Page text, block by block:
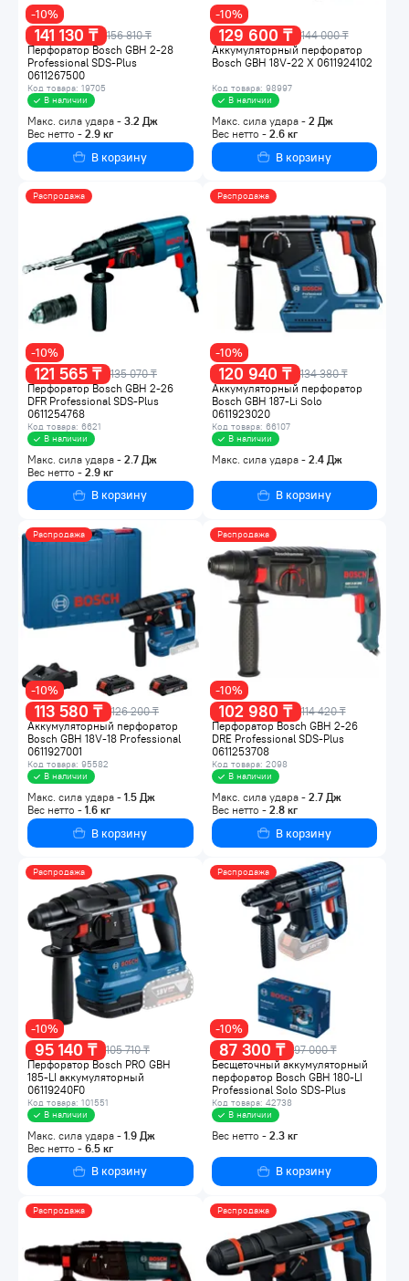
141 130 ₸ 156 810 ₸
-10%
Перфоратор Bosch GBH 2-28
Professional SDS-Plus
0611267500
Код товара: 19705
В наличии
Макс. сила удара - 3.2 Дж
Вес нетто - 2.9 кг
В корзину
129 600 ₸ 144 000 ₸
-10%
Аккумуляторный перфоратор
Bosch GBH 18V-22 X 0611924102
Код товара: 98997
В наличии
Макс. сила удара - 2 Дж
Вес нетто - 2.6кг
В корзину
Распродажа
121 565 ₸ 135 070 ₸
-10%
Перфоратор Bosch GBH 2-26
DFR Professional SDS-Plus
0611254768
Код товара: 6621
В наличии
Макс. сила удара - 2.7 Дж
Вес нетто - 2.9 кг
В корзину
Распродажа
120 940 ₸ 134 380 ₸
-10%
Аккумуляторный перфоратор
Bosch GBH 187-Li Solo
0611923020
Код товара: 66107
В наличии
Макс. сила удара - 2.4Дж
В корзину
Распродажа
113 580 ₸ 126 200 ₸
-10%
Аккумуляторный перфоратор
Bosch GBH 18V-18 Professional
0611927001
Код товара: 95582
В наличии
Макс. сила удара - 1.5 Дж
Вес нетто - 1.6 кг
В корзину
Распродажа
102 980 ₸ 114 420 ₸
-10%
Перфоратор Bosch GBH 2-26
DRE Professional SDS-Plus
0611253708
Код товара: 2098
В наличии
Макс. сила удара - 2.7Дж
Вес нетто - 2.8кг
В корзину
Распродажа
95 140 ₸ 105 710 ₸
-10%
Перфоратор Bosch PRO GBH
185-LI аккумуляторный
06119240F0
Код товара: 101551
В наличии
Макс. сила удара - 1.9 Дж
Вес нетто - 6.5 кг
В корзину
Распродажа
87 300 ₸ 97 000 ₸
-10%
Бесщеточный аккумуляторный
перфоратор Bosch GBH 180-LI
Professional Solo SDS-Plus
0611911120
Код товара: 42738
В наличии
Вес нетто - 2.3кг
В корзину
Распродажа Распродажа